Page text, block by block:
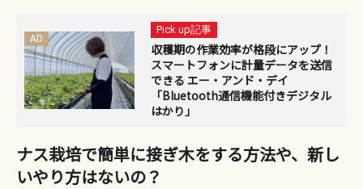
AD
Pick up記事
収穫期の作業効率が格段にアップ！
スマートフォンに計量データを送信
できる エー・アンド・デイ
「Bluetooth通信機能付きデジタル
はかり」
ナス栽培で簡単に接ぎ木をする方法や、新し
いやり方はないの？